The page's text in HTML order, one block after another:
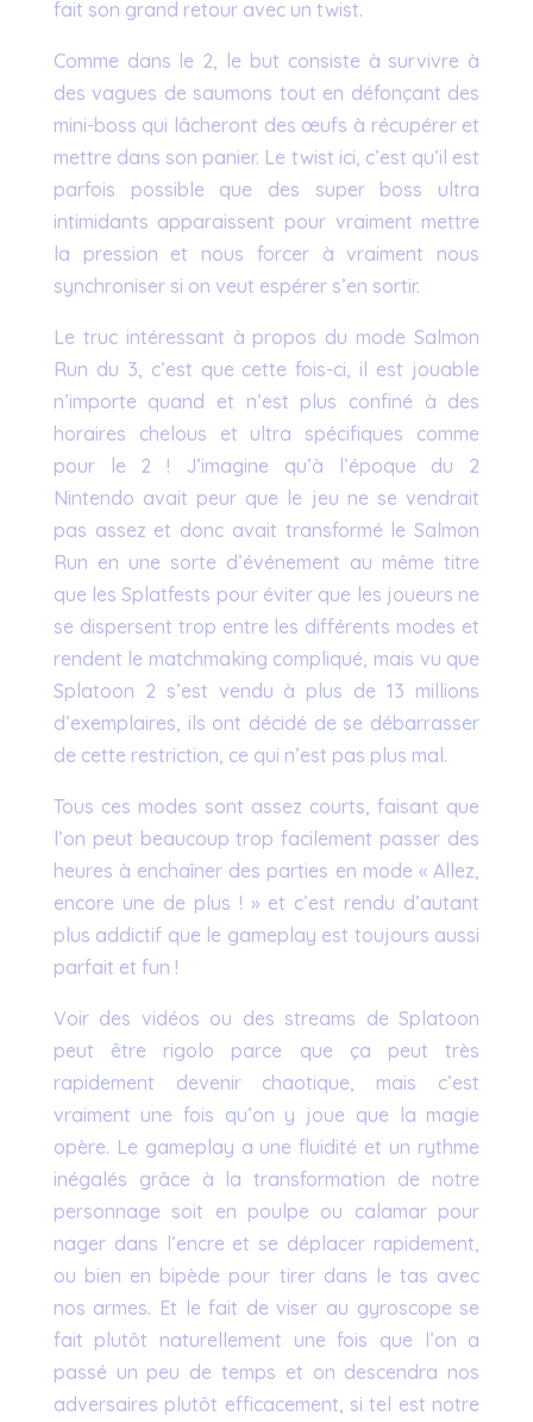
fait son grand retour avec un twist.
Comme dans le 2, le but consiste à survivre à
des vagues de saumons tout en défonçant des
mini-boss qui lâcheront des œufs à récupérer et
mettre dans son panier. Le twist ici, c’est qu’il est
parfois possible que des super boss ultra
intimidants apparaissent pour vraiment mettre
la pression et nous forcer à vraiment nous
synchroniser si on veut espérer s’en sortir.
Le truc intéressant à propos du mode Salmon
Run du 3, c’est que cette fois-ci, il est jouable
n’importe quand et n’est plus confiné à des
horaires chelous et ultra spécifiques comme
pour le 2 ! J’imagine qu’à l’époque du 2
Nintendo avait peur que le jeu ne se vendrait
pas assez et donc avait transformé le Salmon
Run en une sorte d’événement au même titre
que les Splatfests pour éviter que les joueurs ne
se dispersent trop entre les différents modes et
rendent le matchmaking compliqué, mais vu que
Splatoon 2 s’est vendu à plus de 13 millions
d’exemplaires, ils ont décidé de se débarrasser
de cette restriction, ce qui n’est pas plus mal.
Tous ces modes sont assez courts, faisant que
l’on peut beaucoup trop facilement passer des
heures à enchaîner des parties en mode « Allez,
encore une de plus ! » et c’est rendu d’autant
plus addictif que le gameplay est toujours aussi
parfait et fun !
Voir des vidéos ou des streams de Splatoon
peut être rigolo parce que ça peut très
rapidement devenir chaotique, mais c’est
vraiment une fois qu’on y joue que la magie
opère. Le gameplay a une fluidité et un rythme
inégalés grâce à la transformation de notre
personnage soit en poulpe ou calamar pour
nager dans l’encre et se déplacer rapidement,
ou bien en bipède pour tirer dans le tas avec
nos armes. Et le fait de viser au gyroscope se
fait plutôt naturellement une fois que l’on a
passé un peu de temps et on descendra nos
adversaires plutôt efficacement, si tel est notre